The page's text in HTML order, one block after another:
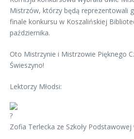
Mistrzów, którzy będą reprezentowali
finale konkursu w Koszalińskiej
października.
Oto Mistrzynie i Mistrzowie Pięknego
Świeszyno!
Lektorzy Młodsi:
Zofia Terlecka ze Szkoły